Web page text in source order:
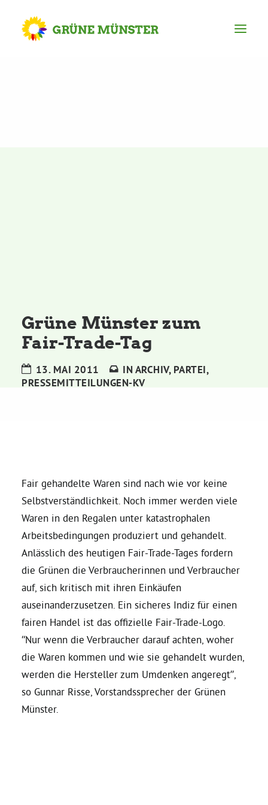
Grünes Zentrum
Personen
Josefine Paul, MdL
Robin Korte, MdL
Daniel Freund, MdEP
Delegierte
Grüne im Rathaus
Ratsfraktion
Grüne Münster zum
Fair-Trade-Tag
13. MAI 2011 INARCHIV, PARTEI,
PRESSEMITTEILUNGEN-KV
Fair gehandelte Waren sind nach wie vor keine
Selbstverständlichkeit. Noch immer werden viele
Waren in den Regalen unter katastrophalen
Arbeitsbedingungen produziert und gehandelt.
Anlässlich des heutigen Fair-Trade-Tages fordern
die Grünen die Verbraucherinnen und Verbraucher
auf, sich kritisch mit ihren Einkäufen
auseinanderzusetzen. Ein sicheres Indiz für einen
fairen Handel ist das offizielle Fair-Trade-Logo.
“Nur wenn die Verbraucher darauf achten, woher
die Waren kommen und wie sie gehandelt wurden,
werden die Hersteller zum Umdenken angeregt”,
so Gunnar Risse, Vorstandssprecher der Grünen
Münster.